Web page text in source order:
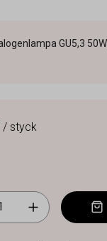
/ styck